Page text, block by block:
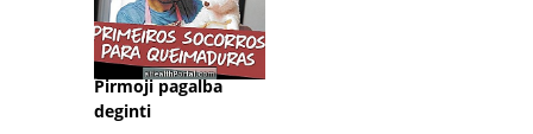
Pirmoji pagalba
deginti